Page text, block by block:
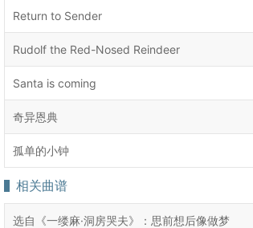
Return to Sender
Rudolf the Red-Nosed Reindeer
Santa is coming
奇异恩典
孤单的小钟
相关曲谱
选自《一缕麻·洞房哭夫》：思前想后像做梦